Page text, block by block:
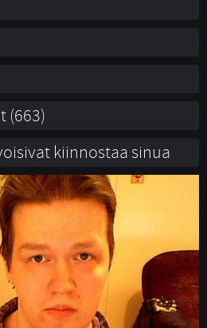
(663)
kiinnostaa sinua